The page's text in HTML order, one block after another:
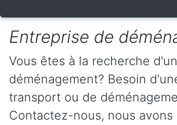
Entreprise de
Vous êtes à la recherche
déménagement? Besoin
transport ou de
Contactez-nous, nous avons